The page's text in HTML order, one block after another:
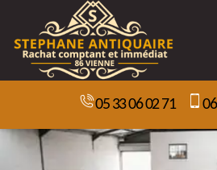
05 33 06 02 71